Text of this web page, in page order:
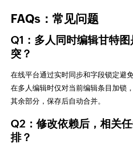
FAQs：常见问题
Q1：多人同时编辑甘特
突？
在线平台通过实时同步和字段锁定避
在多人编辑时仅对当前编辑条目加锁
其余部分，保存后自动合并。
Q2：修改依赖后，相关
排？